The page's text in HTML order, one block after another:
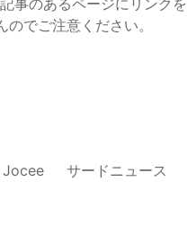
でご注意ください。
Jocee サードニュース